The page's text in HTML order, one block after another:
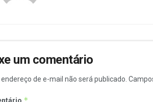
um comentário
endereço de e-mail não será publicado.